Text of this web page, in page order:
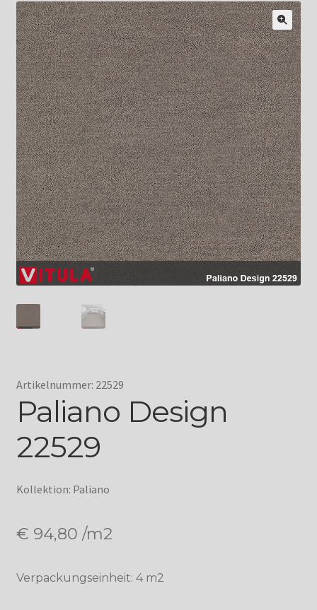
Artikelnummer: 22529
Paliano Design
22529
Kollektion: Paliano
€ 94,80 /m2
Verpackungseinheit: 4 m2